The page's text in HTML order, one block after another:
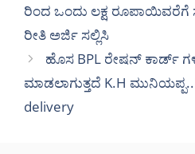
ರಿಂದ ಒಂದು ಲಕ್ಷ
ರೀತಿ ಅರ್ಜಿ ಸಲ್ಲಿಸಿ
ಹೊಸ BPL ರೇಷನ್ ಕಾರ್ಡ್
ಮಾಡಲಾಗುತ್ತದೆ K.H
delivery